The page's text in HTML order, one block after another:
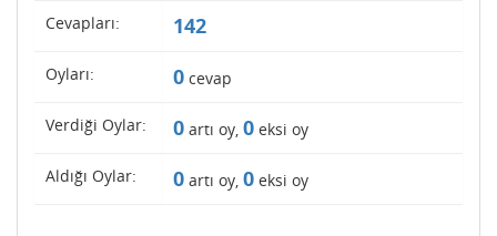
Cevapları: 142
Oyları: 0 cevap
Verdiği Oylar: 0 artı oy, 0 eksi oy
Aldığı Oylar: 0 artı oy, 0 eksi oy